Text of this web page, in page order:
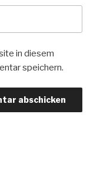
in diesem
speichern.